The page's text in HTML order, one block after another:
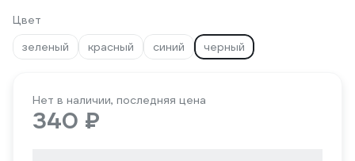
Цвет
зеленый
красный синий черный
Нет в наличии, последняя цена
340 ₽